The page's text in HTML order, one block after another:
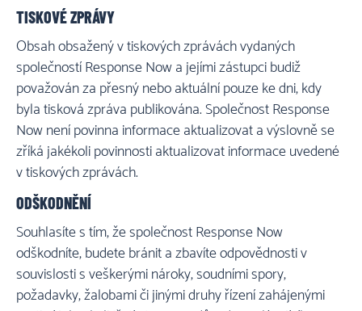
TISKOVÉ ZPRÁVY
Obsah obsažený v tiskových zprávách vydaných
společností Response Now a jejími zástupci budiž
považován za přesný nebo aktuální pouze ke dni, kdy
byla tisková zpráva publikována. Společnost Response
Now není povinna informace aktualizovat a výslovně se
zříká jakékoli povinnosti aktualizovat informace uvedené
v tiskových zprávách.
ODŠKODNĚNÍ
Souhlasíte s tím, že společnost Response Now
odškodníte, budete bránit a zbavíte odpovědnosti v
souvislosti s veškerými nároky, soudními spory,
požadavky, žalobami či jinými druhy řízení zahájenými